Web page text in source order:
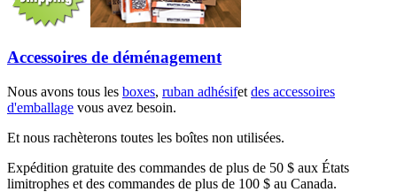
Accessoires de déménagement
Nous avons tous les boxes, ruban adhésifet des accessoires
d'emballage vous avez besoin.
Et nous rachèterons toutes les boîtes non utilisées.
Expédition gratuite des commandes de plus de 50 $ aux États
limitrophes et des commandes de plus de 100 $ au Canada.